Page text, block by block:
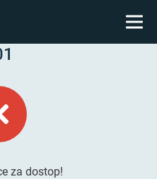
za dostop!